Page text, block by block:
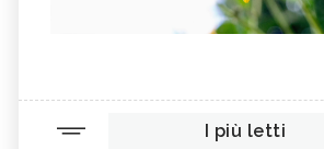
I più letti